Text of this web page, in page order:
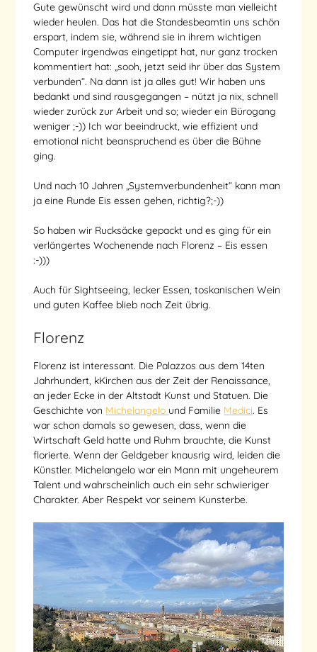
Gute gewünscht wird und dann müsste man vielleicht
wieder heulen. Das hat die Standesbeamtin uns schön
erspart, indem sie, während sie in ihrem wichtigen
Computer irgendwas eingetippt hat, nur ganz trocken
kommentiert hat: „sooh, jetzt seid ihr über das System
verbunden“. Na dann ist ja alles gut! Wir haben uns
bedankt und sind rausgegangen – nützt ja nix, schnell
wieder zurück zur Arbeit und so; wieder ein Bürogang
weniger ;-)) Ich war beeindruckt, wie effizient und
emotional nicht beanspruchend es über die Bühne
ging.
Und nach 10 Jahren „Systemverbundenheit“ kann man
ja eine Runde Eis essen gehen, richtig?;-))
So haben wir Rucksäcke gepackt und es ging für ein
verlängertes Wochenende nach Florenz – Eis essen
:-)))
Auch für Sightseeing, lecker Essen, toskanischen Wein
und guten Kaffee blieb noch Zeit übrig.
Florenz
Florenz ist interessant. Die Palazzos aus dem 14ten
Jahrhundert, kKirchen aus der Zeit der Renaissance,
an jeder Ecke in der Altstadt Kunst und Statuen. Die
Geschichte von Michelangelo und Familie Medici. Es
war schon damals so gewesen, dass, wenn die
Wirtschaft Geld hatte und Ruhm brauchte, die Kunst
florierte. Wenn der Geldgeber knausrig wird, leiden die
Künstler. Michelangelo war ein Mann mit ungeheurem
Talent und wahrscheinlich auch ein sehr schwieriger
Charakter. Aber Respekt vor seinem Kunsterbe.